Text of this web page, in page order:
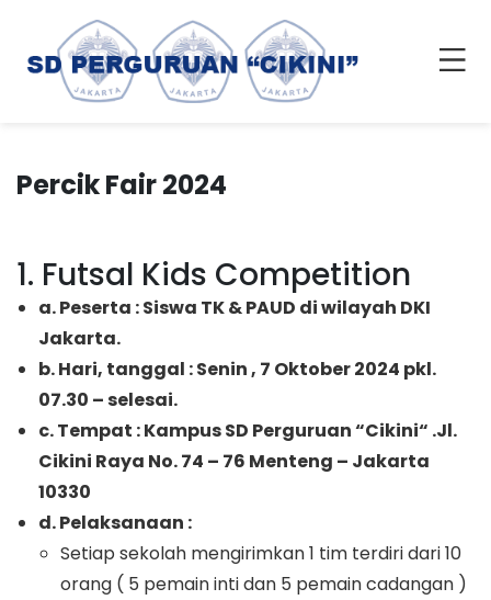
Percik Fair 2024
1. Futsal Kids Competition
a. Peserta : Siswa TK & PAUD di wilayah DKI
Jakarta.
b. Hari, tanggal : Senin , 7 Oktober 2024 pkl.
07.30 – selesai.
c. Tempat : Kampus SD Perguruan “Cikini“ .Jl.
Cikini Raya No. 74 – 76 Menteng – Jakarta
10330
d. Pelaksanaan :
Setiap sekolah mengirimkan 1 tim terdiri dari 10
orang ( 5 pemain inti dan 5 pemain cadangan )